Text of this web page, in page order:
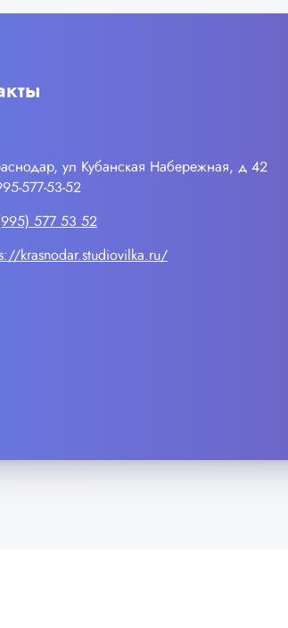
ул Кубанская Набережная, д 42
577 53 52
krasnodar.studiovilka.ru/